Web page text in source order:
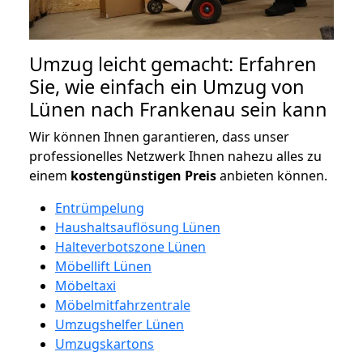
Umzug leicht gemacht: Erfahren
Sie, wie einfach ein Umzug von
Lünen nach Frankenau sein kann
Wir können Ihnen garantieren, dass unser
professionelles Netzwerk Ihnen nahezu alles zu
einem kostengünstigen Preisanbieten können.
Entrümpelung
Haushaltsauflösung Lünen
Halteverbotszone Lünen
Möbellift Lünen
Möbeltaxi
Möbelmitfahrzentrale
Umzugshelfer Lünen
Umzugskartons